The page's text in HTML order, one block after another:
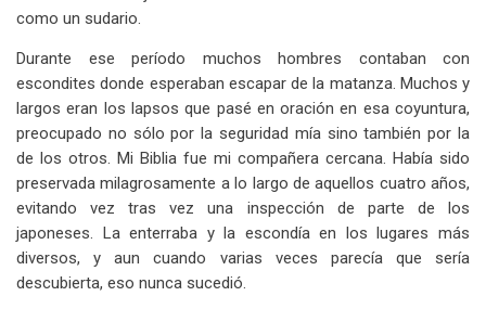
como un sudario.
Durante ese período muchos hombres contaban con
escondites donde esperaban escapar de la matanza. Muchos y
largos eran los lapsos que pasé en oración en esa coyuntura,
preocupado no sólo por la seguridad mía sino también por la
de los otros. Mi Biblia fue mi compañera cercana. Había sido
preservada milagrosamente a lo largo de aquellos cuatro años,
evitando vez tras vez una inspección de parte de los
japoneses. La enterraba y la escondía en los lugares más
diversos, y aun cuando varias veces parecía que sería
descubierta, eso nunca sucedió.